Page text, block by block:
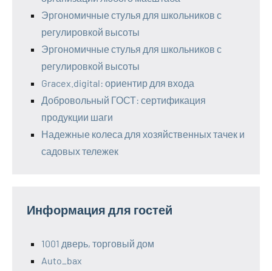
Эргономичные стулья для школьников с
регулировкой высоты
Эргономичные стулья для школьников с
регулировкой высоты
Gracex.digital: ориентир для входа
Добровольный ГОСТ: сертификация
продукции шаги
Надежные колеса для хозяйственных тачек и
садовых тележек
Информация для гостей
1001 дверь, торговый дом
Auto_bax